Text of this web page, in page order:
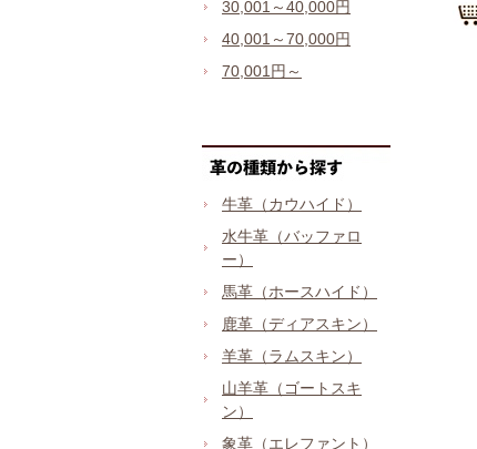
30,001～40,000円
40,001～70,000円
70,001円～
牛革（カウハイド）
水牛革（バッファロ
ー）
馬革（ホースハイド）
鹿革（ディアスキン）
羊革（ラムスキン）
山羊革（ゴートスキ
ン）
象革（エレファント）